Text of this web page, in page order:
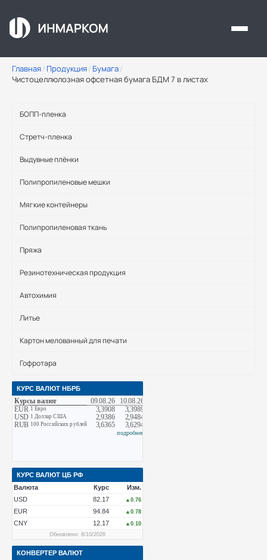
Главная/ Продукция/ Бумага/
Чистоцеллюлозная офсетная бумага БДМ 7 в листах
БОПП-пленка
Стретч-пленка
Выдувные плёнки
Полипропиленовые мешки
Мягкие контейнеры
Полипропиленовая ткань
Пряжа
Резинотехническая продукция
Автохимия
Литье
Картон мелованный для печати
Гофротара
КУРС ВАЛЮТ НБРБ
КУРС ВАЛЮТ ЦБ РФ
Валюта
Курс
Изм.
USD
82.17 ▲0.76
EUR 94.84 ▲0.78
CNY 12.17
▲0.10
Обновлено: 8/10/2026
КОНВЕРТЕР ВАЛЮТ